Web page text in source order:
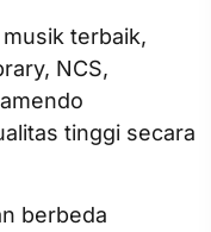
musik terbaik,
NCS,
tinggi secara
berbeda